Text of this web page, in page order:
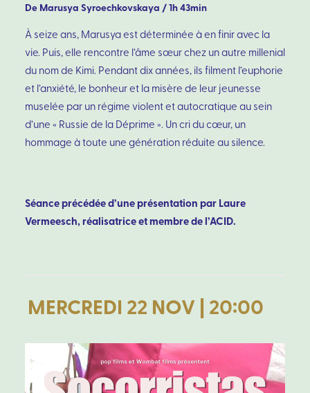
De Marusya Syroechkovskaya / 1h 43min
À seize ans, Marusya est déterminée à en finir avec la
vie. Puis, elle rencontre l’âme sœur chez un autre millenial
du nom de Kimi. Pendant dix années, ils filment l’euphorie
et l’anxiété, le bonheur et la misère de leur jeunesse
muselée par un régime violent et autocratique au sein
d’une « Russie de la Déprime ». Un cri du cœur, un
hommage à toute une génération réduite au silence.
Séance précédée d’une présentation par Laure
Vermeesch, réalisatrice et membre de l’ACID.
MERCREDI 22 NOV | 20:00